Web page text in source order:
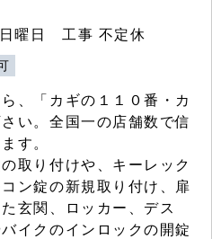
曜日 工事 不定休
、「カギの１１０番・カ
い。全国一の店舗数で信
す。
取り付けや、キーレック
ン錠の新規取り付け、扉
玄関、ロッカー、デス
イクのインロックの開錠